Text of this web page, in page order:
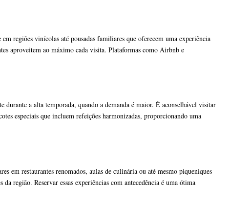
regiões vinícolas até pousadas familiares que oferecem uma experiência
aproveitem ao máximo cada visita. Plataformas como Airbnb e
durante a alta temporada, quando a demanda é maior. É aconselhável visitar
especiais que incluem refeições harmonizadas, proporcionando uma
em restaurantes renomados, aulas de culinária ou até mesmo piqueniques
região. Reservar essas experiências com antecedência é uma ótima